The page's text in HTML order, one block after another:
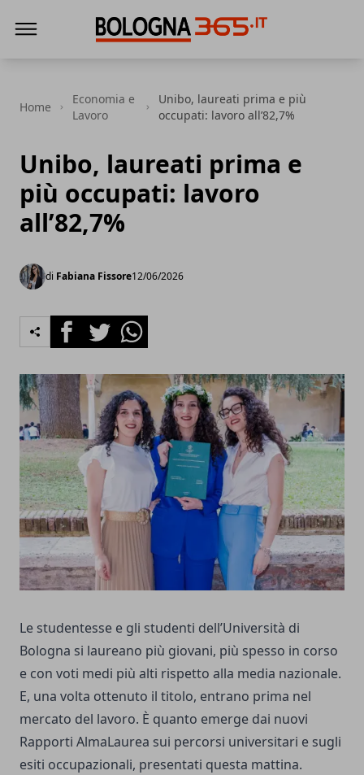
Home
Economia e
Lavoro
Unibo, laureati prima e più
occupati: lavoro all’82,7%
Unibo, laureati prima e
più occupati: lavoro
all’82,7%
di Fabiana Fissore12/06/2026
FacebookTwitterWhatsapp
Le studentesse e gli studenti dell’Università di
Bologna si laureano più giovani, più spesso in corso
e con voti medi più alti rispetto alla media nazionale.
E, una volta ottenuto il titolo, entrano prima nel
mercato del lavoro. È quanto emerge dai nuovi
Rapporti AlmaLaurea sui percorsi universitari e sugli
esiti occupazionali, presentati questa mattina.